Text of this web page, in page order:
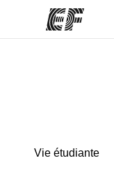
Vie étudiante